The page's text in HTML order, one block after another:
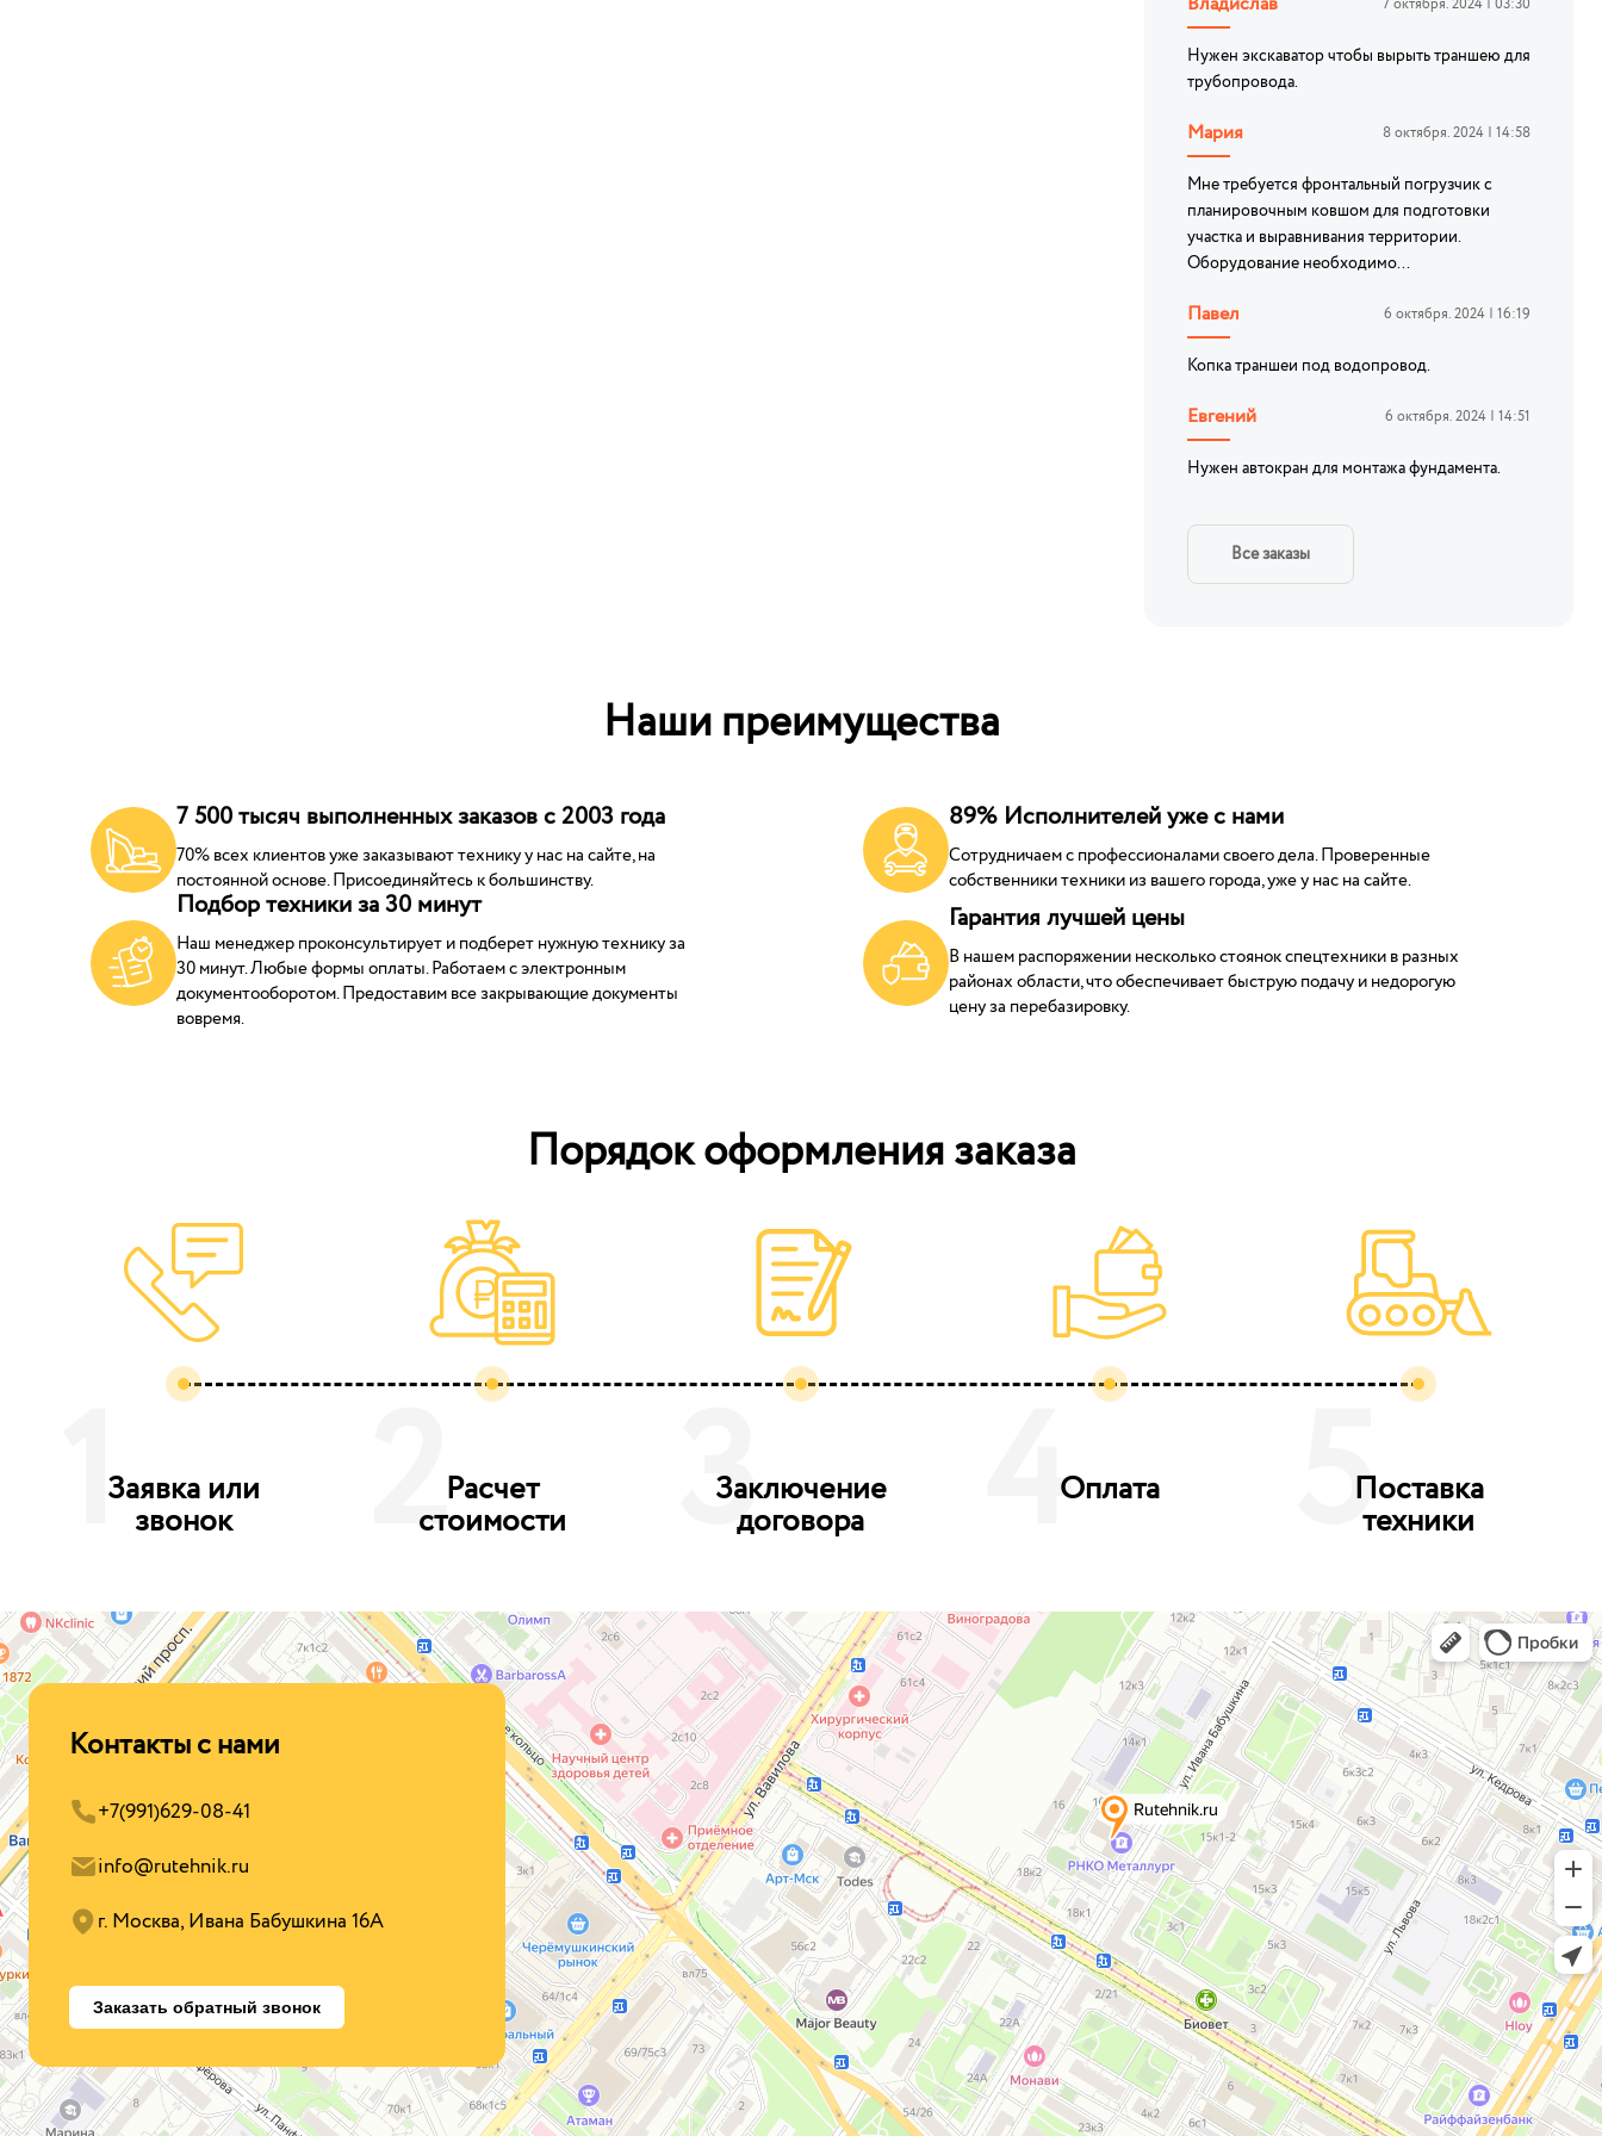
7 октября. 2024 | 03:30
Нужен экскаватор чтобы вырыть траншею для
трубопровода.
Мария 8 октября. 2024 | 14:58
Мне требуется фронтальный погрузчик с
планировочным ковшом для подготовки
участка и выравнивания территории.
Оборудование необходимо...
Павел 6 октября. 2024 | 16:19
Копка траншеи под водопровод.
Евгений 6 октября. 2024 | 14:51
Нужен автокран для монтажа фундамента.
Все заказы
Наши преимущества
7 500 тысяч выполненных заказов с 2003 года
70% всех клиентов уже заказывают технику у нас на сайте, на
постоянной основе. Присоединяйтесь к большинству.
89% Исполнителей уже с нами
Сотрудничаем с профессионалами своего дела. Проверенные
собственники техники из вашего города, уже у нас на сайте.
Подбор техники за 30 минут
Наш менеджер проконсультирует и подберет нужную технику за
30 минут. Любые формы оплаты. Работаем с электронным
документооборотом. Предоставим все закрывающие документы
вовремя.
Гарантия лучшей цены
В нашем распоряжении несколько стоянок спецтехники в разных
районах области, что обеспечивает быструю подачу и недорогую
цену за перебазировку.
Порядок оформления заказа
Заявка или
звонок
1 Расчет
стоимости
2 Заключение
договора
3 Оплата
4 Поставка
техники
5
Контакты с нами
+7(991)629-08-41
info@rutehnik.ru
г. Москва, Ивана Бабушкина 16А
Заказать обратный звонок